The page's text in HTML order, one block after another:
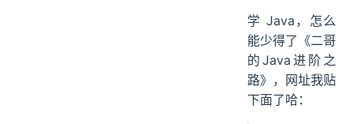
学 Java，怎么
能少得了《二哥
的Java进阶之
路》，网址我贴
下面了哈：